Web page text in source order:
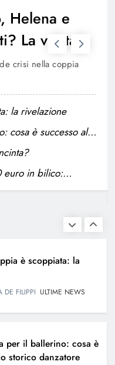
Helena e
La verità
crisi nella coppia
la rivelazione
cosa è successo allo
euro in bilico:
vittima di Body
del passato
NEWS
contro Stefano De
riguarda Sanremo
Vip, Helena e Javier
La verità
è scoppiata: la
DE FILIPPI ULTIME NEWS
per il ballerino: cosa è
storico danzatore